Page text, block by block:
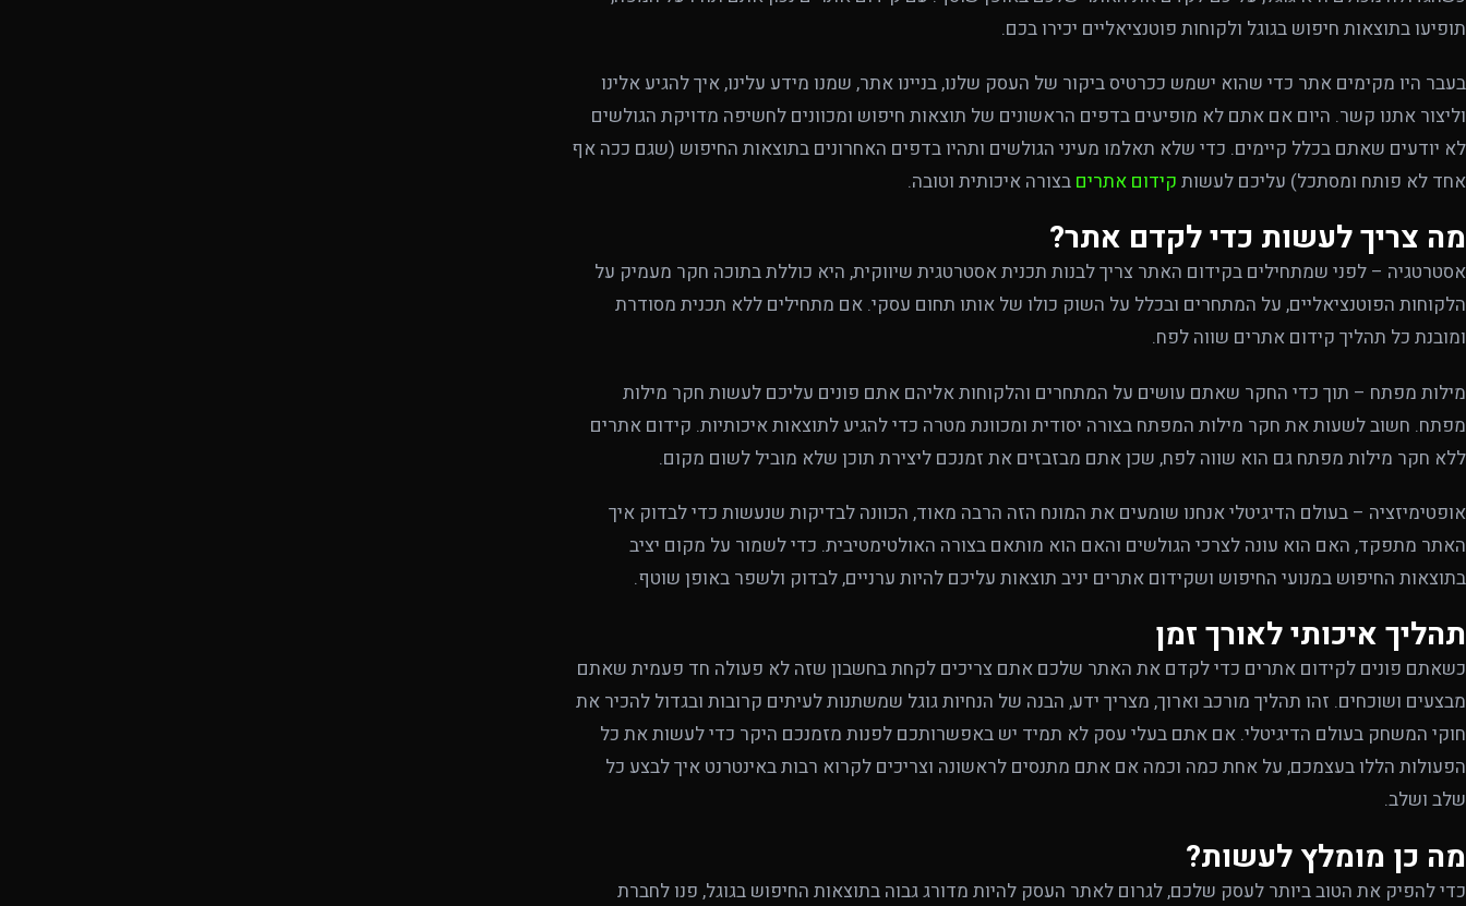
תופיעו בתוצאות חיפוש בגוגל ולקוחות פוטנציאליים יכירו בכם.
בעבר היו מקימים אתר כדי שהוא ישמש ככרטיס ביקור של העסק שלנו, בניינו אתר, שמנו מידע עלינו, איך להגיע אלינו
וליצור אתנו קשר. היום אם אתם לא מופיעים בדפים הראשונים של תוצאות חיפוש ומכוונים לחשיפה מדויקת הגולשים
לא יודעים שאתם בכלל קיימים. כדי שלא תאלמו מעיני הגולשים ותהיו בדפים האחרונים בתוצאות החיפוש (שגם ככה אף
אחד לא פותח ומסתכל) עליכם לעשות קידום אתרים בצורה איכותית וטובה.
מה צריך לעשות כדי לקדם אתר?
אסטרטגיה – לפני שמתחילים בקידום האתר צריך לבנות תכנית אסטרטגית שיווקית, היא כוללת בתוכה חקר מעמיק על
הלקוחות הפוטנציאליים, על המתחרים ובכלל על השוק כולו של אותו תחום עסקי. אם מתחילים ללא תכנית מסודרת
ומובנת כל תהליך קידום אתרים שווה לפח.
מילות מפתח – תוך כדי החקר שאתם עושים על המתחרים והלקוחות אליהם אתם פונים עליכם לעשות חקר מילות
מפתח. חשוב לשעות את חקר מילות המפתח בצורה יסודית ומכוונת מטרה כדי להגיע לתוצאות איכותיות. קידום אתרים
ללא חקר מילות מפתח גם הוא שווה לפח, שכן אתם מבזבזים את זמנכם ליצירת תוכן שלא מוביל לשום מקום.
אופטימיזציה – בעולם הדיגיטלי אנחנו שומעים את המונח הזה הרבה מאוד, הכוונה לבדיקות שנעשות כדי לבדוק איך
האתר מתפקד, האם הוא עונה לצרכי הגולשים והאם הוא מותאם בצורה האולטימטיבית. כדי לשמור על מקום יציב
בתוצאות החיפוש במנועי החיפוש ושקידום אתרים יניב תוצאות עליכם להיות ערניים, לבדוק ולשפר באופן שוטף.
תהליך איכותי לאורך זמן
כשאתם פונים לקידום אתרים כדי לקדם את האתר שלכם אתם צריכים לקחת בחשבון שזה לא פעולה חד פעמית שאתם
מבצעים ושוכחים. זהו תהליך מורכב וארוך, מצריך ידע, הבנה של הנחיות גוגל שמשתנות לעיתים קרובות ובגדול להכיר את
חוקי המשחק בעולם הדיגיטלי. אם אתם בעלי עסק לא תמיד יש באפשרותכם לפנות מזמנכם היקר כדי לעשות את כל
הפעולות הללו בעצמכם, על אחת כמה וכמה אם אתם מתנסים לראשונה וצריכים לקרוא רבות באינטרנט איך לבצע כל
שלב ושלב.
מה כן מומלץ לעשות?
כדי להפיק את הטוב ביותר לעסק שלכם, לגרום לאתר העסק להיות מדורג גבוה בתוצאות החיפוש בגוגל, פנו לחברת